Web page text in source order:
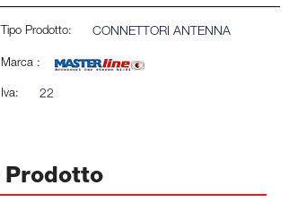
Tipo Prodotto: CONNETTORI ANTENNA
Marca :
Iva: 22
Prodotto